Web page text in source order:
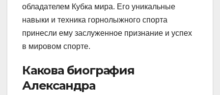
обладателем Кубка мира. Его уникальные
навыки и техника горнолыжного спорта
принесли ему заслуженное признание и успех
в мировом спорте.
Какова биография
Александра